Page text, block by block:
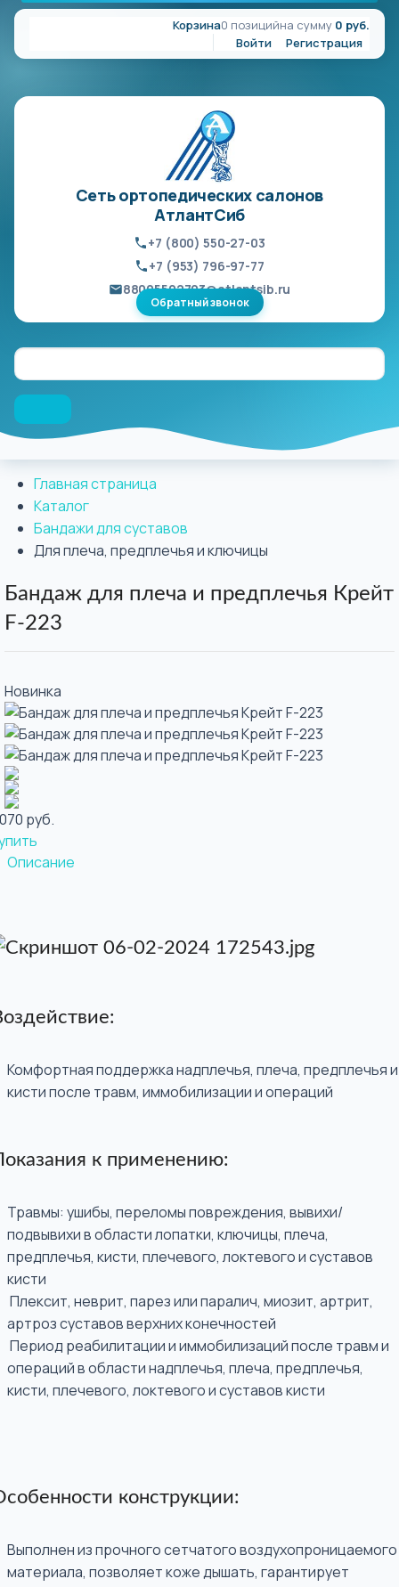
Корзина0 позицийна сумму 0 руб.
Войти
Регистрация
Сеть ортопедических салонов
АтлантСиб
+7 (800) 550-27-03
+7 (953) 796-97-77
88005502703@atlantsib.ru
Обратный звонок
Главная страница
Каталог
Бандажи для суставов
Для плеча, предплечья и ключицы
Бандаж для плеча и предплечья Крейт
F-223
Новинка
руб.
Описание
Комфортная поддержка надплечья, плеча, предплечья и
кисти после травм, иммобилизации и операций
к применению:
Травмы: ушибы, переломы повреждения, вывихи/
подвывихи в области лопатки, ключицы, плеча,
предплечья, кисти, плечевого, локтевого и суставов
кисти
Плексит, неврит, парез или паралич, миозит, артрит,
артроз суставов верхних конечностей
Период реабилитации и иммобилизаций после травм и
операций в области надплечья, плеча, предплечья,
кисти, плечевого, локтевого и суставов кисти
конструкции:
Выполнен из прочного сетчатого воздухопроницаемого
материала, позволяет коже дышать, гарантирует